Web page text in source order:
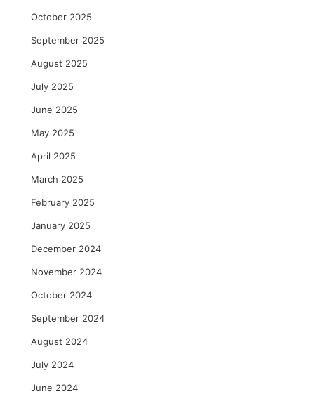
October 2025
September 2025
August 2025
July 2025
June 2025
May 2025
April 2025
March 2025
February 2025
January 2025
December 2024
November 2024
October 2024
September 2024
August 2024
July 2024
June 2024